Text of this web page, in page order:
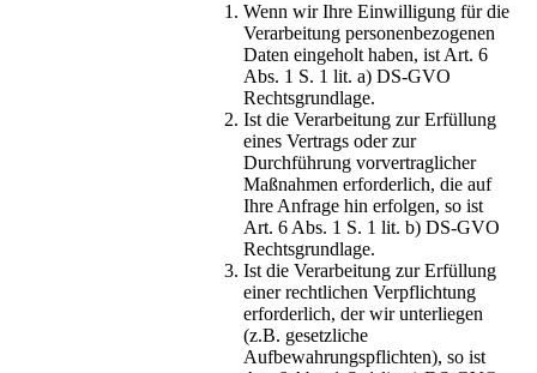
Wenn wir Ihre Einwilligung für die
Verarbeitung personenbezogenen
Daten eingeholt haben, ist Art. 6
Abs. 1 S. 1 lit. a) DS-GVO
Rechtsgrundlage.
Ist die Verarbeitung zur Erfüllung
eines Vertrags oder zur
Durchführung vorvertraglicher
Maßnahmen erforderlich, die auf
Ihre Anfrage hin erfolgen, so ist
Art. 6 Abs. 1 S. 1 lit. b) DS-GVO
Rechtsgrundlage.
Ist die Verarbeitung zur Erfüllung
einer rechtlichen Verpflichtung
erforderlich, der wir unterliegen
(z.B. gesetzliche
Aufbewahrungspflichten), so ist